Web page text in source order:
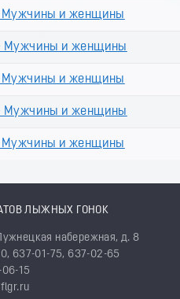
Мужчины и женщины
Мужчины и женщины
Мужчины и женщины
Мужчины и женщины
Мужчины и женщины
ЛЫЖНЫХ ГОНОК
набережная, д. 8
637-01-75, 637-02-65
15